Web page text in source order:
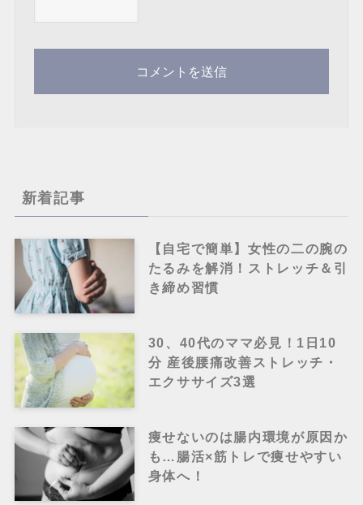
新着記事
【自宅で簡単】女性の二の腕の
たるみを解消！ストレッチ＆引
き締め習慣
30、40代のママ必見！1日10
分 産後腰痛改善ストレッチ・
エクササイズ3選
痩せないのは腸内環境が原因か
も…腸活×筋トレで痩せやすい
身体へ！